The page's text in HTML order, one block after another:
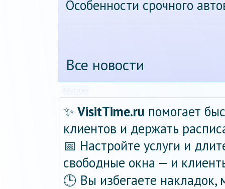
Особенности срочного
Все новости
✨ VisitTime.ru помогает
клиентов и держать
📅 Настройте услуги и
свободные окна — и
🕒 Вы избегаете